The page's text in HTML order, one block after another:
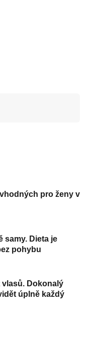
pro ženy v
samy. Dieta je
pohybu
Dokonalý
úplně každý